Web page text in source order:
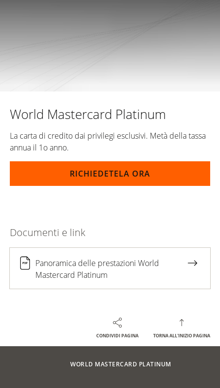
World Mastercard Platinum
La carta di credito dai privilegi esclusivi. Metà della tassa
annua il 1o anno.
RICHIEDETELA ORA
Documenti e link
Panoramica delle prestazioni World
Mastercard Platinum
CONDIVIDI PAGINA TORNA ALL'INIZIO PAGINA
WORLD MASTERCARD PLATINUM